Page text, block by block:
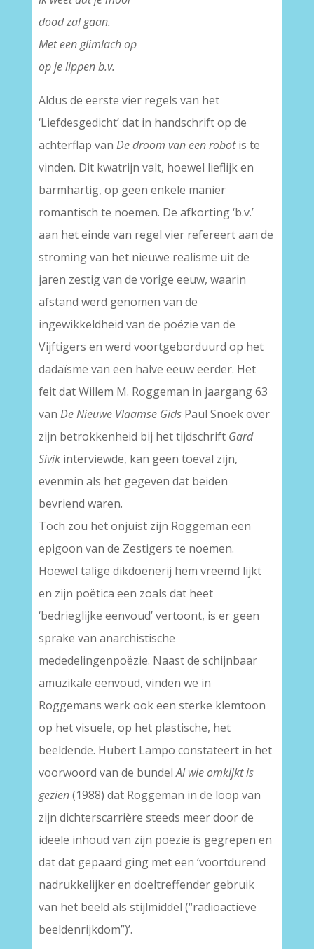
dood zal gaan.
Met een glimlach op
op je lippen b.v.
Aldus de eerste vier regels van het
‘Liefdesgedicht’ dat in handschrift op de
achterflap van De droom van een robotis te
vinden. Dit kwatrijn valt, hoewel lieflijk en
barmhartig, op geen enkele manier
romantisch te noemen. De afkorting ‘b.v.’
aan het einde van regel vier refereert aan de
stroming van het nieuwe realisme uit de
jaren zestig van de vorige eeuw, waarin
afstand werd genomen van de
ingewikkeldheid van de poëzie van de
Vijftigers en werd voortgeborduurd op het
dadaïsme van een halve eeuw eerder. Het
feit dat Willem M. Roggeman in jaargang 63
van De Nieuwe Vlaamse GidsPaul Snoek over
zijn betrokkenheid bij het tijdschrift Gard
Sivikinterviewde, kan geen toeval zijn,
evenmin als het gegeven dat beiden
bevriend waren.
Toch zou het onjuist zijn Roggeman een
epigoon van de Zestigers te noemen.
Hoewel talige dikdoenerij hem vreemd lijkt
en zijn poëtica een zoals dat heet
‘bedrieglijke eenvoud’ vertoont, is er geen
sprake van anarchistische
mededelingenpoëzie. Naast de schijnbaar
amuzikale eenvoud, vinden we in
Roggemans werk ook een sterke klemtoon
op het visuele, op het plastische, het
beeldende. Hubert Lampo constateert in het
voorwoord van de bundelAl wie omkijkt is
gezien(1988) dat Roggeman in de loop van
zijn dichterscarrière steeds meer door de
ideële inhoud van zijn poëzie is gegrepen en
dat dat gepaard ging met een ‘voortdurend
nadrukkelijker en doeltreffender gebruik
van het beeld als stijlmiddel (“radioactieve
beeldenrijkdom”)’.